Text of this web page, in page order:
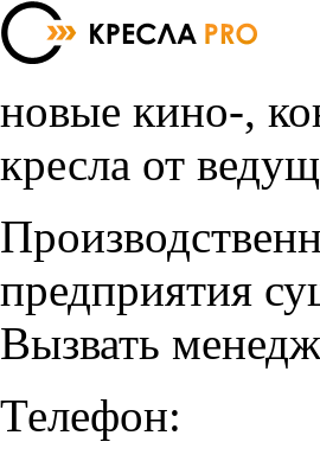
новые кино-,
кресла от
предприятия
Вызвать
Телефон: